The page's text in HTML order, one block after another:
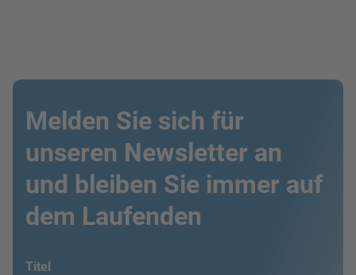
Melden Sie sich für
unseren Newsletter an
und bleiben Sie immer auf
dem Laufenden
Titel